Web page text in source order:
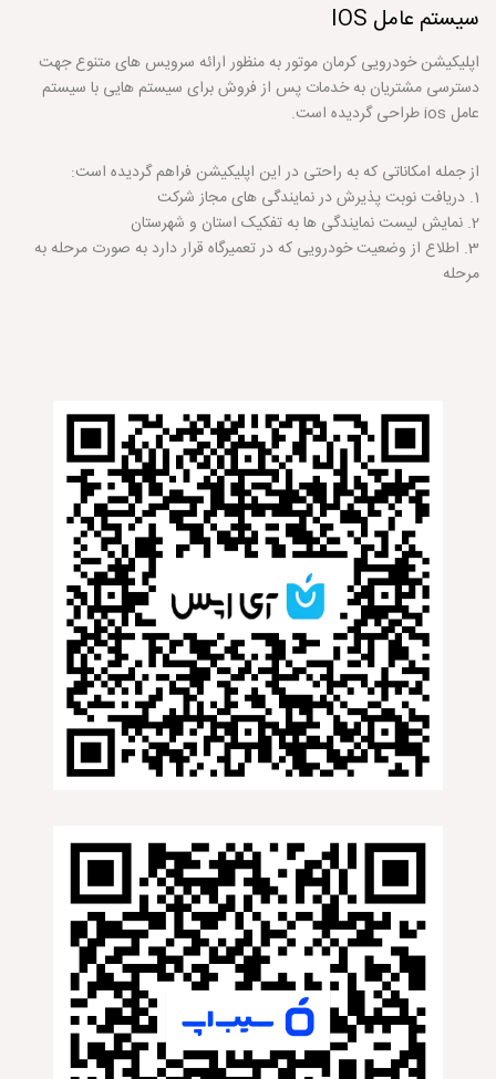
سیستم عامل
اپلیکیشن خودرویی کرمان موتور به منظور ارائه سرویس های متنوع جهت
دسترسی مشتریان به خدمات پس از فروش برای سیستم هایی با سیستم
عامل ios طراحی گردیده است.
از جمله امکاناتی که به راحتی در این اپلیکیشن فراهم گردیده است:
1. دریافت نوبت پذیرش در نمایندگی های مجاز شرکت
2. نمایش لیست نمایندگی ها به تفکیک استان و شهرستان
3. اطلاع از وضعیت خودرویی که در تعمیرگاه قرار دارد به صورت مرحله به
مرحله